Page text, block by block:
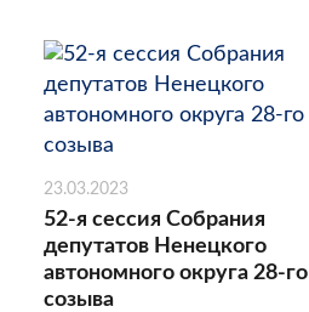
23.03.2023
52-я сессия Собрания
депутатов Ненецкого
автономного округа 28-го
созыва